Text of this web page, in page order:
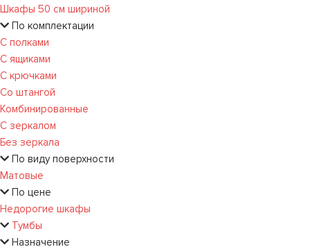
Шкафы 50 см шириной
По комплектации
С полками
С ящиками
С крючками
Со штангой
Комбинированные
С зеркалом
Без зеркала
По виду поверхности
Матовые
По цене
Недорогие шкафы
Тумбы
Назначение